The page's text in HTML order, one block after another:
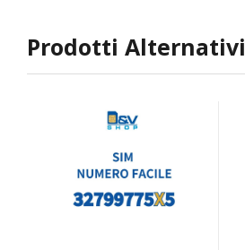
Prodotti Alternativi